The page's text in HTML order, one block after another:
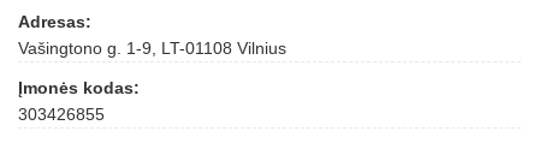
Adresas:
Vašingtono g. 1-9, LT-01108 Vilnius
Įmonės kodas:
303426855